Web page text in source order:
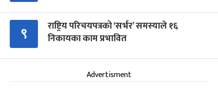
९
राष्ट्रिय परिचयपत्रको ‘सर्भर’ समस्याले १६
निकायका काम प्रभावित
Advertisment